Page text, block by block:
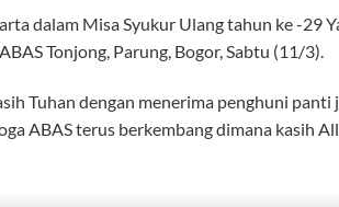
dalam Misa Syukur Ulang tahun ke -29
Tonjong, Parung, Bogor, Sabtu (11/3).
Tuhan dengan menerima penghuni panti
ABAS terus berkembang dimana kasih